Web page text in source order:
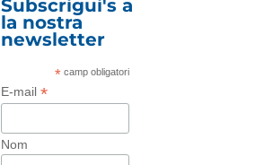
Subscrigui's a
la nostra
newsletter
*camp obligatori
E-mail *
Nom